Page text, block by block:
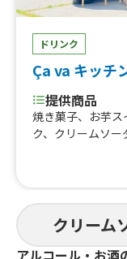
ドリンク
Ça va キッチ
提供商品
焼き菓子、お芋
ク、クリームソー
クリーム
アルコール・お酒